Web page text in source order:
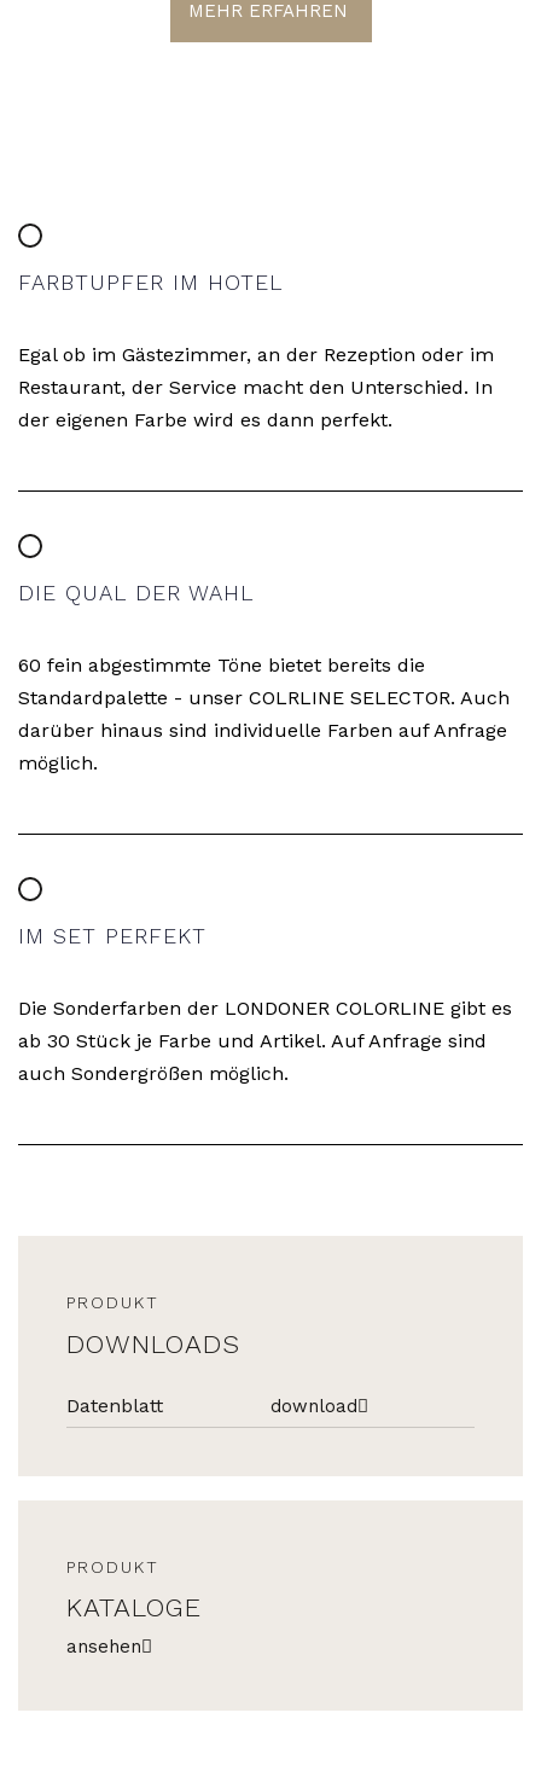
MEHR ERFAHREN
FARBTUPFER IM HOTEL
Egal ob im Gästezimmer, an der Rezeption oder im
Restaurant, der Service macht den Unterschied. In
der eigenen Farbe wird es dann perfekt.
DIE QUAL DER WAHL
60 fein abgestimmte Töne bietet bereits die
Standardpalette - unser COLRLINE SELECTOR. Auch
darüber hinaus sind individuelle Farben auf Anfrage
möglich.
IM SET PERFEKT
Die Sonderfarben der LONDONER COLORLINE gibt es
ab 30 Stück je Farbe und Artikel. Auf Anfrage sind
auch Sondergrößen möglich.
PRODUKT
DOWNLOADS
Datenblatt download
PRODUKT
KATALOGE
ansehen